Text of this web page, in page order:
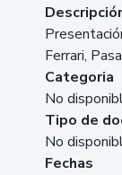
Ferrari,
Categoria
No
Tipo de
No
Fechas